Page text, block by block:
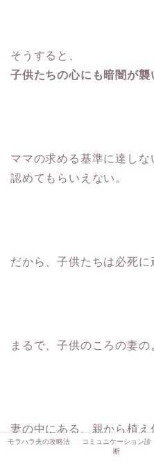
そうすると、
子供たちの心にも暗闇が襲
ママの求める基準に達しな
認めてもらいえない。
だから、子供たちは必死に
まるで、子供のころの妻の
妻の中にある、親から植え
モラハラ夫の攻略法
コミュニケーション診
断